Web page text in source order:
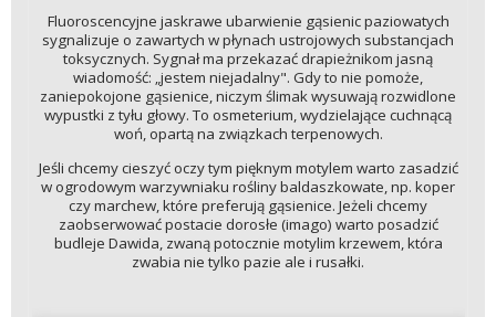
Fluoroscencyjne jaskrawe ubarwienie gąsienic paziowatych
sygnalizuje o zawartych w płynach ustrojowych substancjach
toksycznych. Sygnał ma przekazać drapieżnikom jasną
wiadomość: „jestem niejadalny". Gdy to nie pomoże,
zaniepokojone gąsienice, niczym ślimak wysuwają rozwidlone
wypustki z tyłu głowy. To osmeterium, wydzielające cuchnącą
woń, opartą na związkach terpenowych.
Jeśli chcemy cieszyć oczy tym pięknym motylem warto zasadzić
w ogrodowym warzywniaku rośliny baldaszkowate, np. koper
czy marchew, które preferują gąsienice. Jeżeli chcemy
zaobserwować postacie dorosłe (imago) warto posadzić
budleje Dawida, zwaną potocznie motylim krzewem, która
zwabia nie tylko pazie ale i rusałki.